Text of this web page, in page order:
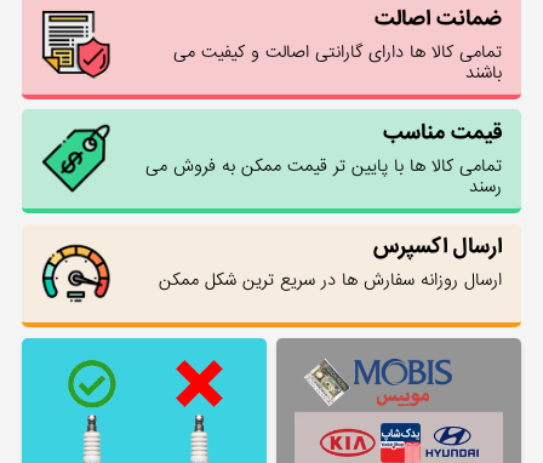
ضمانت اصالت
تمامی کالا ها دارای گارانتی اصالت و کیفیت می
باشند
قیمت مناسب
تمامی کالا ها با پایین تر قیمت ممکن به فروش می
رسند
ارسال اکسپرس
ارسال روزانه سفارش ها در سریع ترین شکل ممکن